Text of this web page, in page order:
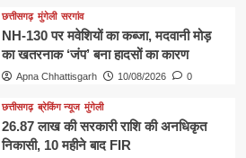
छत्तीसगढ़ मुंगेली सरगांव
NH-130 पर मवेशियों का कब्जा, मदवानी मोड़
का खतरनाक ‘जंप’ बना हादसों का कारण
Apna Chhattisgarh 10/08/2026 0
छत्तीसगढ़ ब्रेकिंग न्यूज मुंगेली
26.87 लाख की सरकारी राशि की अनधिकृत
निकासी, 10 महीने बाद FIR